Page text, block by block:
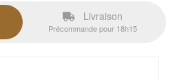
Livraison
Précommande pour 18h15